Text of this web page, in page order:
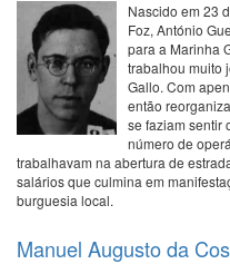
Nascido em 23
Foz, António
para a Marinha
trabalhou muito
Gallo. Com
então
se faziam sentir
número de
trabalhavam na abertura de
salários que culmina em
burguesia local.
Manuel Augusto da